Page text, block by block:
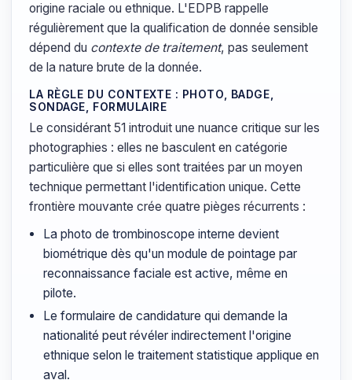
origine raciale ou ethnique. L'EDPB rappelle
régulièrement que la qualification de donnée sensible
dépend du contexte de traitement, pas seulement
de la nature brute de la donnée.
LA RÈGLE DU CONTEXTE : PHOTO, BADGE,
SONDAGE, FORMULAIRE
Le considérant 51 introduit une nuance critique sur les
photographies : elles ne basculent en catégorie
particulière que si elles sont traitées par un moyen
technique permettant l'identification unique. Cette
frontière mouvante crée quatre pièges récurrents :
La photo de trombinoscope interne devient
biométrique dès qu'un module de pointage par
reconnaissance faciale est active, même en
pilote.
Le formulaire de candidature qui demande la
nationalité peut révéler indirectement l'origine
ethnique selon le traitement statistique applique en
aval.